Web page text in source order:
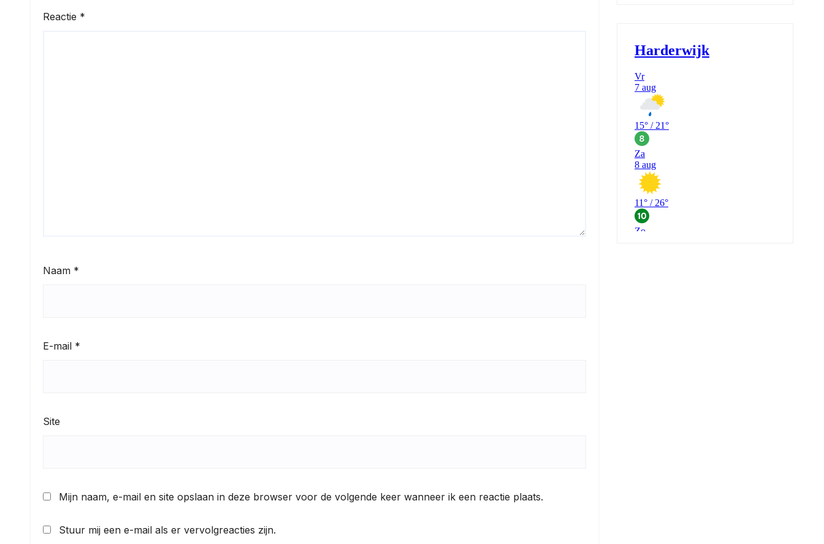
Reactie *
Naam *
E-mail *
Site
Mijn naam, e-mail en site opslaan in deze browser voor de volgende keer wanneer ik een reactie plaats.
Stuur mij een e-mail als er vervolgreacties zijn.